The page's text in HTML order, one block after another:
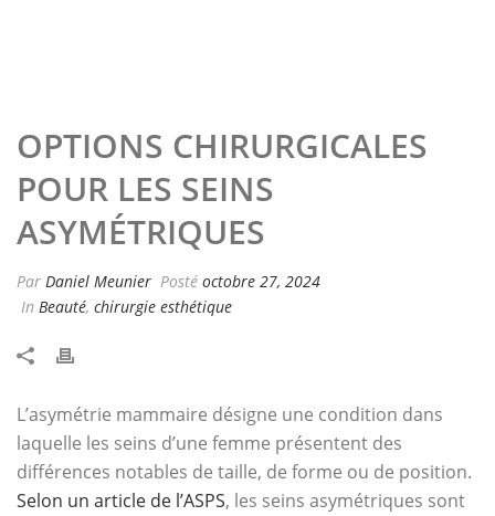
OPTIONS CHIRURGICALES
POUR LES SEINS
ASYMÉTRIQUES
Par Daniel Meunier Posté octobre 27, 2024
In Beauté, chirurgie esthétique
L’asymétrie mammaire désigne une condition dans
laquelle les seins d’une femme présentent des
différences notables de taille, de forme ou de position.
Selon un article de l’ASPS, les seins asymétriques sont